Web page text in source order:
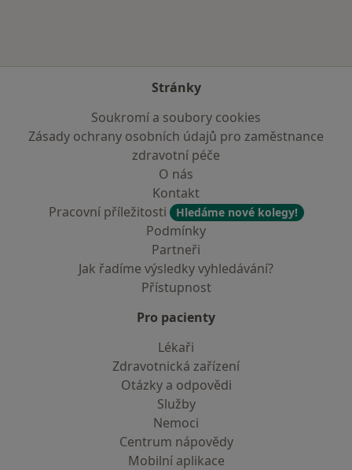
Stránky
Soukromí a soubory cookies
Zásady ochrany osobních údajů pro zaměstnance
zdravotní péče
O nás
Kontakt
Pracovní příležitosti
Hledáme nové kolegy!
Podmínky
Partneři
Jak řadíme výsledky vyhledávání?
Přístupnost
Pro pacienty
Lékaři
Zdravotnická zařízení
Otázky a odpovědi
Služby
Nemoci
Centrum nápovědy
Mobilní aplikace